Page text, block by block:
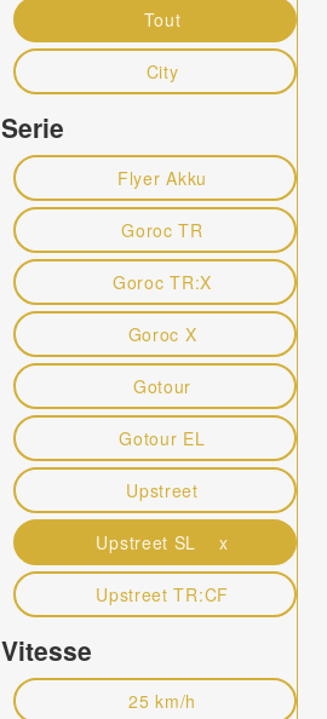
Tout
City
Serie
Flyer Akku
Goroc TR
Goroc TR:X
Goroc X
Gotour
Gotour EL
Upstreet
Upstreet SL x
Upstreet TR:CF
Vitesse
25 km/h